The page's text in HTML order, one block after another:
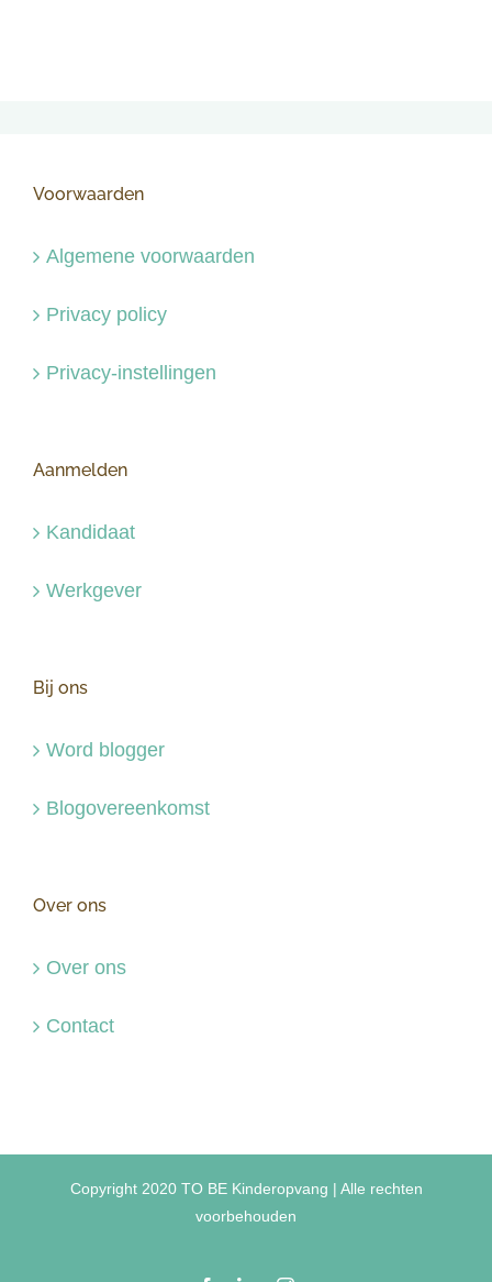
Voorwaarden
Algemene voorwaarden
Privacy policy
Privacy-instellingen
Aanmelden
Kandidaat
Werkgever
Bij ons
Word blogger
Blogovereenkomst
Over ons
Over ons
Contact
Copyright 2020 TO BE Kinderopvang | Alle rechten
voorbehouden